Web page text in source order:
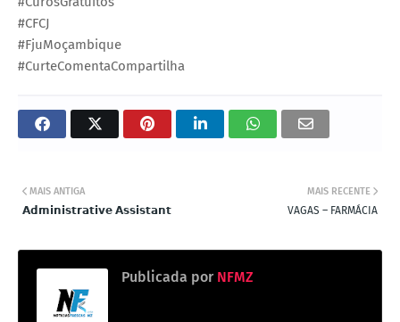
#CFCJ
#FjuMoçambique
#CurteComentaCompartilha
MAIS RECENTE
VAGAS – FARMÁCIA
MAIS ANTIGA
𝗔𝗱𝗺𝗶𝗻𝗶𝘀𝘁𝗿𝗮𝘁𝗶𝘃𝗲 𝗔𝘀𝘀𝗶𝘀𝘁𝗮𝗻𝘁
Publicada por NFMZ